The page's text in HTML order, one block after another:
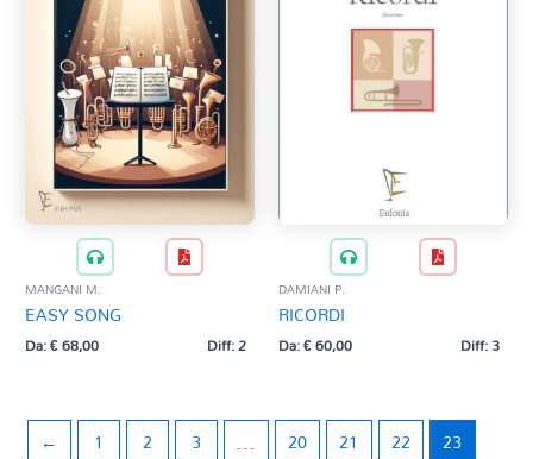
MANGANI M.
EASY SONG
Da:€68,00 Diff: 2
DAMIANI P.
RICORDI
Da:€60,00 Diff: 3
← 1 2 3 … 20 21 22
23